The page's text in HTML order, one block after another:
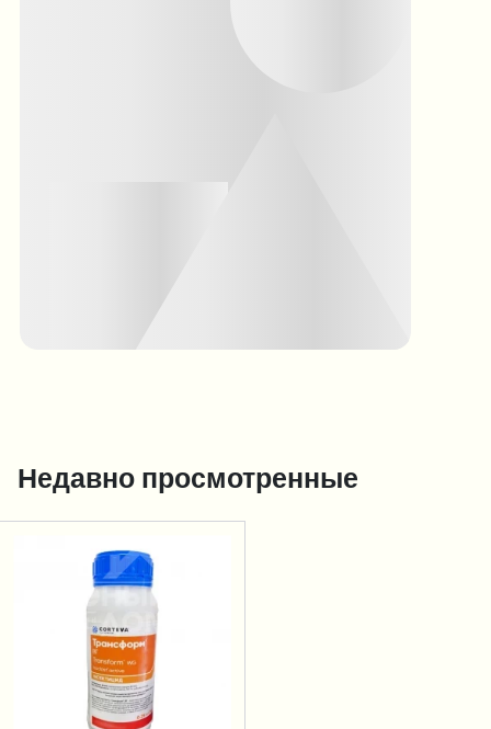
Недавно просмотренные